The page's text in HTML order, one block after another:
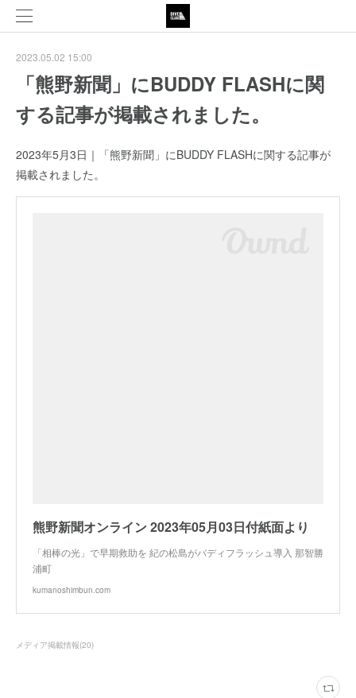
2023.05.02 15:00
「熊野新聞」にBUDDY FLASHに関
する記事が掲載されました。
2023年5月3日｜「熊野新聞」にBUDDY FLASHに関する記事が
掲載されました。
熊野新聞オンライン 2023年05月03日付紙面より
「相棒の光」で早期救助を 紀の松島がバディフラッシュ導入 那智勝
浦町
kumanoshimbun.com
メディア掲載情報(20)